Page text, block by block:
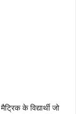
के विद्यार्थी जो